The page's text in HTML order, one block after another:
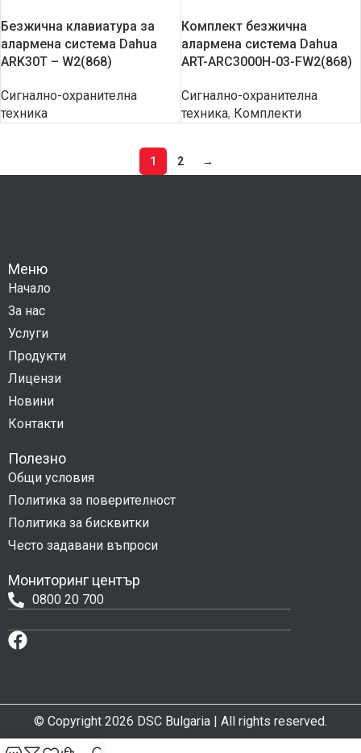
Безжична клавиатура за
алармена система Dahua
ARK30T – W2(868)
Сигнално-охранителна
техника
Комплект безжична
алармена система Dahua
ART-ARC3000H-03-FW2(868)
Сигнално-охранителна
техника, Комплекти
1 2 →
Меню
Начало
За нас
Услуги
Продукти
Лицензи
Новини
Контакти
Полезно
Общи условия
Политика за поверителност
Политика за бисквитки
Често задавани въпроси
Мониторинг център
0800 20 700
© Copyright 2026 DSC Bulgaria | All rights reserved.